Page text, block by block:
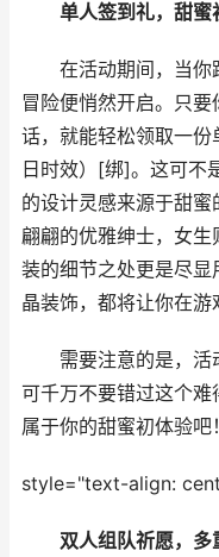
单人签到礼，甜蜜
在活动期间，当你
冒险便悄然开启。只
话，就能轻松领取一
日时效）[绑]。这可不
的设计灵感来源于甜
翩翩的优雅绅士，女
装的细节之处更是尽
晶装饰，都将让你在游
需要注意的是，活
可千万不要错过这个
属于你的甜蜜初体验吧！
style="text-align:
双人组队祈愿，多